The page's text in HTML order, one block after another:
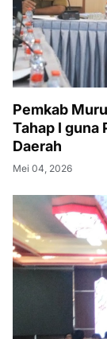
Pemkab
Tahap I guna
Daerah
Mei 04, 2026